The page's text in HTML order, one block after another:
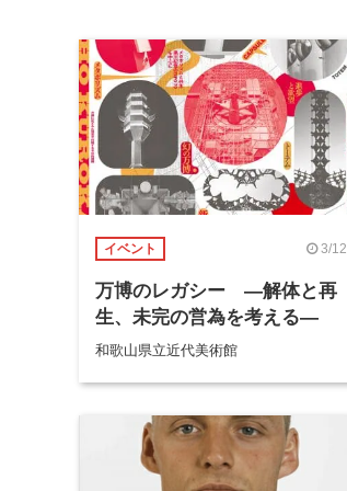
イベント 3/12
万博のレガシー ―解体と再
生、未完の営為を考える―
和歌山県立近代美術館